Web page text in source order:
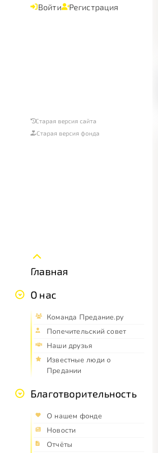
Войти Регистрация
Старая версия сайта
Старая версия фонда
Главная
О нас
Команда Предание.ру
Попечительский совет
Наши друзья
Известные люди о
Предании
Благотворительность
О нашем фонде
Новости
Отчёты